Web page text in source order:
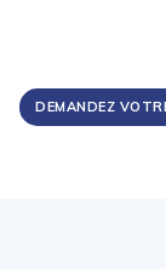
DEMANDEZ